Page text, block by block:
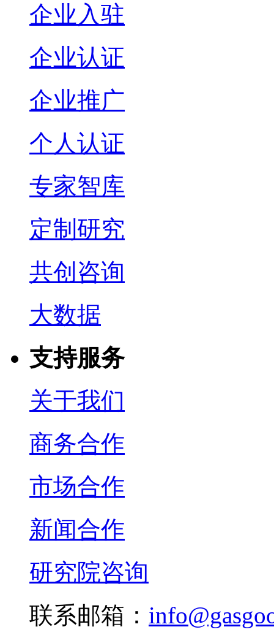
企业入驻
企业认证
企业推广
个人认证
专家智库
定制研究
共创咨询
大数据
支持服务
关于我们
商务合作
市场合作
新闻合作
研究院咨询
联系邮箱：